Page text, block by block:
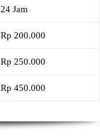
24 Jam
Rp 200.000
Rp 250.000
Rp 450.000